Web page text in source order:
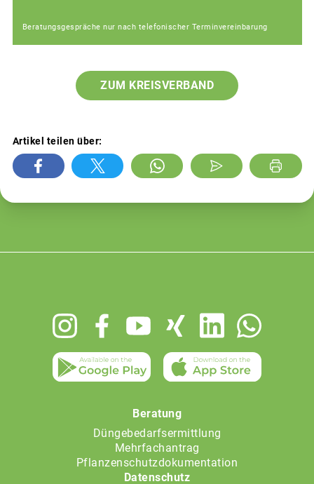
Beratungsgespräche nur nach telefonischer Terminvereinbarung
ZUM KREISVERBAND
Artikel teilen über:
Beratung
Düngebedarfsermittlung
Mehrfachantrag
Pflanzenschutzdokumentation
Datenschutz